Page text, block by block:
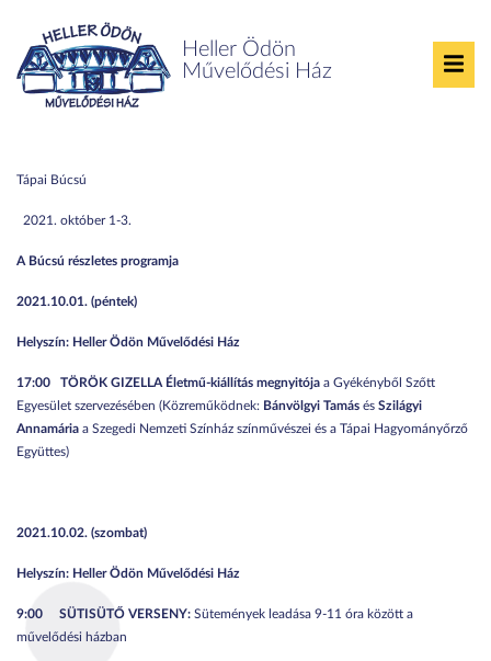
Heller Ödön
Művelődési Ház
Tápai Búcsú 2021
Tápai Búcsú
október 1-3.
A Búcsú részletes programja
2021.10.01. (péntek)
Helyszín: Heller Ödön Művelődési Ház
17:00 TÖRÖK GIZELLA Életmű-kiállítás megnyitója a Gyékényből Szőtt
Egyesület szervezésében (Közreműködnek: Bánvölgyi Tamás és Szilágyi
Annamária a Szegedi Nemzeti Színház színművészei és a Tápai Hagyományőrző
Együttes)
2021.10.02. (szombat)
Helyszín: Heller Ödön Művelődési Ház
9:00 SÜTISÜTŐ VERSENY: Sütemények leadása 9-11 óra között a
művelődési házban